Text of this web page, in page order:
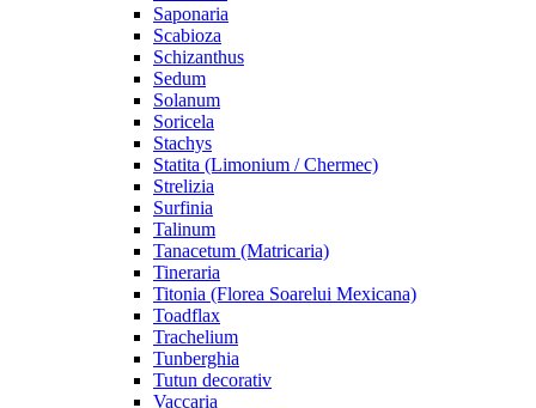
Saponaria
Scabioza
Schizanthus
Sedum
Solanum
Soricela
Stachys
Statita (Limonium / Chermec)
Strelizia
Surfinia
Talinum
Tanacetum (Matricaria)
Tineraria
Titonia (Florea Soarelui Mexicana)
Toadflax
Trachelium
Tunberghia
Tutun decorativ
Vaccaria